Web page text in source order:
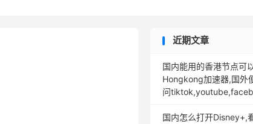
近期文章
国内能用的香港节点可
Hongkong加速器,国外
问
国内怎么打开Disney+,